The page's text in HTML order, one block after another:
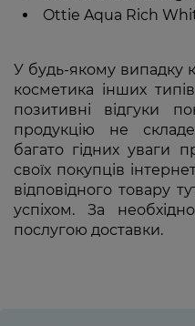
Ottie Aqua Rich
У будь-якому випадку
косметика інших
позитивні відгуки
продукцію не
багато гідних уваги
своїх покупців
відповідного товару
успіхом. За
послугою доставки.